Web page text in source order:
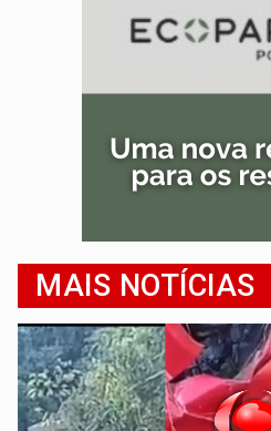
MAIS NOTÍCIAS